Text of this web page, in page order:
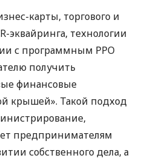
карты, торгового и
эквайринга, технологии
с программным РРО
получить
финансовые
крышей». Такой подход
предпринимателям
собственного дела, а